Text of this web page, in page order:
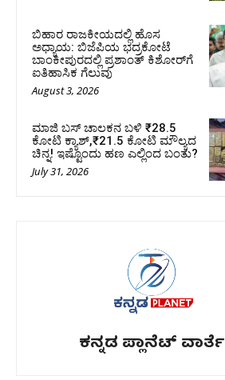
ಬಿಹಾರ ರಾಜಕೀಯದಲ್ಲಿ ಹೊಸ
ಅಧ್ಯಾಯ: ಬಿಜೆಪಿಯ ಭದ್ರಕೋಟೆ
ಬಾಂಕೀಪುರದಲ್ಲಿ ಪ್ರಶಾಂತ್ ಕಿಶೋರ್‌ಗೆ
ಐತಿಹಾಸಿಕ ಗೆಲುವು
August 3, 2026
ಮಾಜಿ ಬಸ್ ಚಾಲಕನ ಬಳಿ ₹28.5
ಕೋಟಿ ಕ್ಯಾಶ್,₹21.5 ಕೋಟಿ ಮೌಲ್ಯದ
ಚಿನ್ನ! ಇಷ್ಟೊಂದು ಹಣ ಎಲ್ಲಿಂದ ಬಂತು?
July 31, 2026
ಕನ್ನಡ ಪ್ಲಾನೆಟ್ ವಾರ್ತೆ